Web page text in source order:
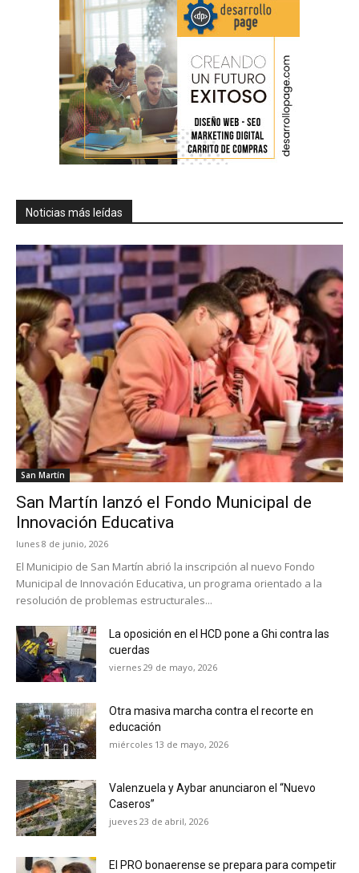
Noticias más leídas
San Martín
San Martín lanzó el Fondo Municipal de
Innovación Educativa
lunes 8 de junio, 2026
El Municipio de San Martín abrió la inscripción al nuevo Fondo
Municipal de Innovación Educativa, un programa orientado a la
resolución de problemas estructurales...
La oposición en el HCD pone a Ghi contra las
cuerdas
viernes 29 de mayo, 2026
Otra masiva marcha contra el recorte en
educación
miércoles 13 de mayo, 2026
Valenzuela y Aybar anunciaron el “Nuevo
Caseros”
jueves 23 de abril, 2026
El PRO bonaerense se prepara para competir